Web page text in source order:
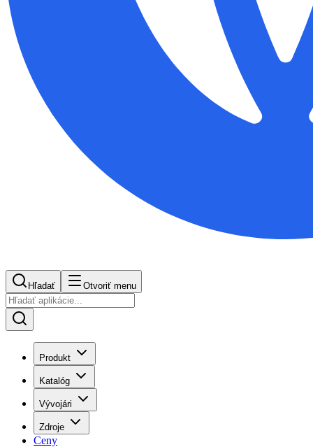
Hľadať Otvoriť menu
Produkt
Katalóg
Vývojári
Zdroje
Ceny